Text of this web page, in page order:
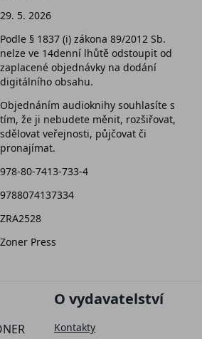
29. 5. 2026
Podle § 1837 (i) zákona 89/2012 Sb.
nelze ve 14denní lhůtě odstoupit od
zaplacené objednávky na dodání
digitálního obsahu.
Objednáním audioknihy souhlasíte s
tím, že ji nebudete měnit, rozšiřovat,
sdělovat veřejnosti, půjčovat či
pronajímat.
978-80-7413-733-4
9788074137334
ZRA2528
Zoner Press
O vydavatelství
Kontakty